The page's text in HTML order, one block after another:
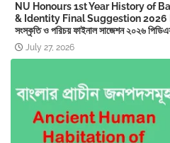
NU Honours 1st Year History of
& Identity Final Suggestion 2026 PDF
সংস্কৃতি ও পরিচয় ফাইনাল সাজেশন ২০২৬
July 27, 2026